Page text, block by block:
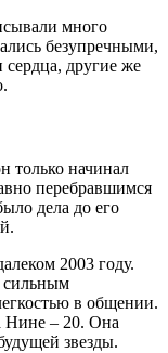
много
безупречными,
другие же
только начинал
перебравшимся
дела до его
2003 году.
сильным
в общении.
Нине – 20. Она
звезды.